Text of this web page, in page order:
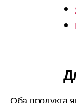
Оба продукта